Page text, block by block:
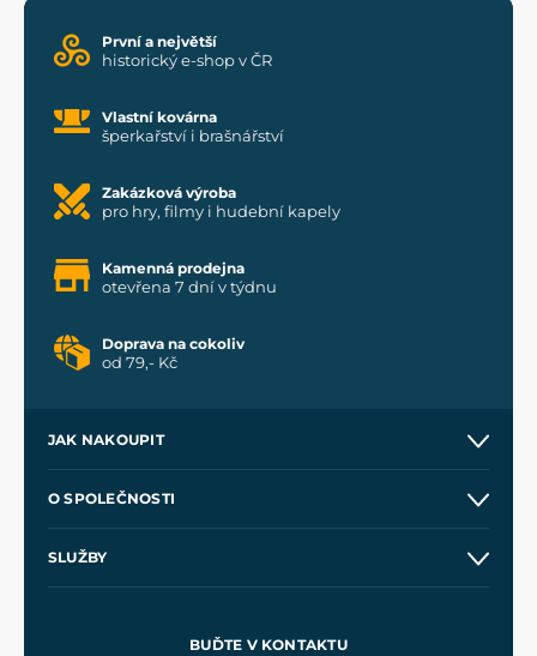
První a největší
historický e-shop v ČR
Vlastní kovárna
šperkařství i brašnářství
Zakázková výroba
pro hry, filmy i hudební kapely
Kamenná prodejna
otevřena 7 dní v týdnu
Doprava na cokoliv
od 79,- Kč
JAK NAKOUPIT
Velkoobchod
O SPOLEČNOSTI
SLUŽBY
Meče pro Kingdom Come
BUĎTE V KONTAKTU